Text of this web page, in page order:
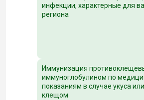
инфекции, характерные для
региона
Иммунизация
иммуноглобулином по
показаниям в случае укуса
клещом